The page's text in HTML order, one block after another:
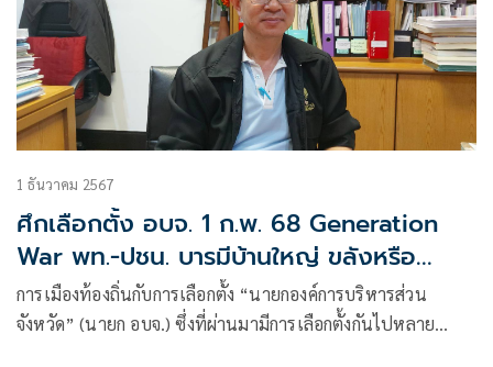
1 ธันวาคม 2567
ศึกเลือกตั้ง อบจ. 1 ก.พ. 68 Generation
War พท.-ปชน. บารมีบ้านใหญ่ ขลังหรือ
เสื่อม?
การเมืองท้องถิ่นกับการเลือกตั้ง “นายกองค์การบริหารส่วน
จังหวัด” (นายก อบจ.) ซึ่งที่ผ่านมามีการเลือกตั้งกันไปหลาย